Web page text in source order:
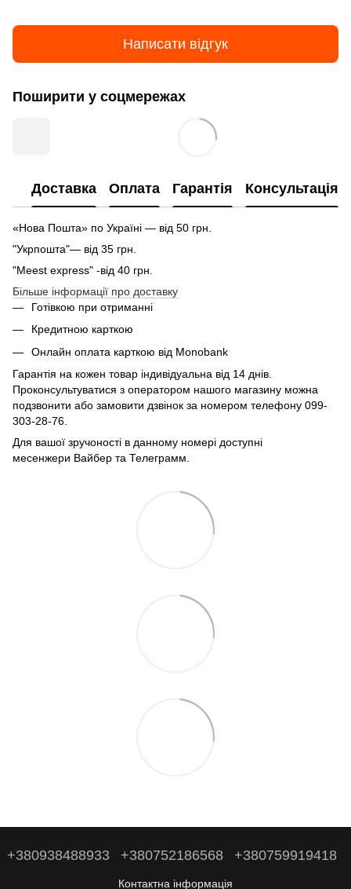
Написати відгук
Поширити у соцмережах
Доставка Оплата Гарантія Консультація
«Нова Пошта» по Україні — від 50 грн.
"Укрпошта"— від 35 грн.
"Meest express" -від 40 грн.
Більше інформації про доставку
Готівкою при отриманні
Кредитною карткою
Онлайн оплата карткою від Monobank
Гарантія на кожен товар індивідуальна від 14 днів.
Проконсультуватися з оператором нашого магазину можна
подзвонити або замовити дзвінок за номером телефону 099-
303-28-76.
Для вашої зручоності в данному номері доступні
месенжери Вайбер та Телеграмм.
+380938488933 +380752186568 +380759919418
Контактна інформація